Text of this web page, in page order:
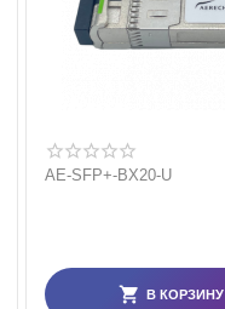
AE-SFP+-BX20-U
В КОРЗИНУ